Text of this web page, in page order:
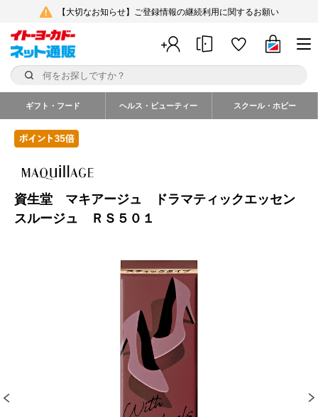
【大切なお知らせ】ご登録情報の継続利用に関するお願い
ギフト・フード ヘルス・ビューティー スクール・ホビー
資生堂 マキアージュ ドラマティックエッセン
スルージュ ＲＳ５０１